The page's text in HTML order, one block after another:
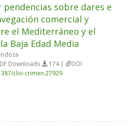
pendencias sobre dares e
comercial y
el Mediterráneo y el
Baja Edad Media
Downloads 174 |
DOI
clio-crimen.27929